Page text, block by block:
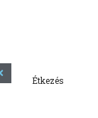
Étkezés